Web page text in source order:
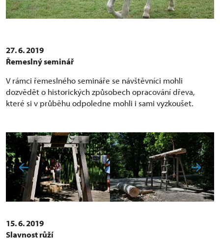
27. 6. 2019
Řemeslný seminář
V rámci řemeslného semináře se návštěvníci mohli
dozvědět o historických způsobech opracování dřeva,
které si v průběhu odpoledne mohli i sami vyzkoušet.
15. 6. 2019
Slavnost růží